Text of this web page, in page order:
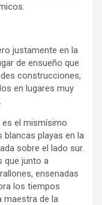
justamente en la
de ensueño que
construcciones,
en lugares muy
es el mismísimo
blancas playas en la
sobre el lado sur.
que junto a
ensenadas
los tiempos
maestra de la